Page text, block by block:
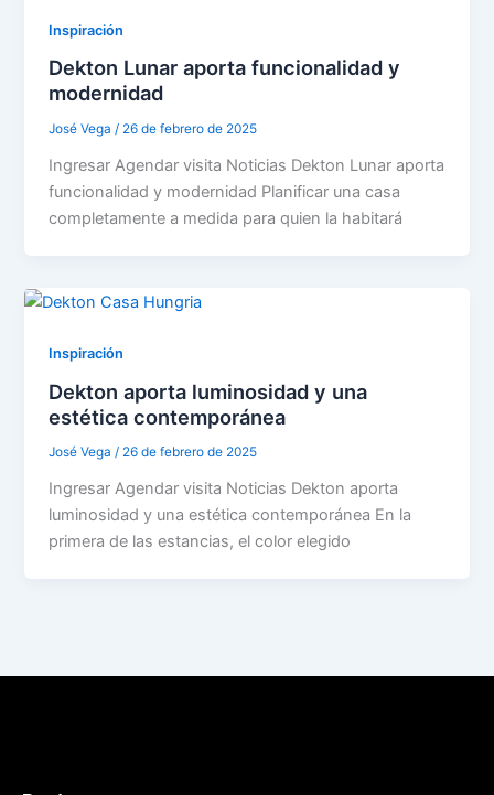
Inspiración
Dekton Lunar aporta funcionalidad y
modernidad
José Vega/ 26 de febrero de 2025
Ingresar Agendar visita Noticias Dekton Lunar aporta
funcionalidad y modernidad Planificar una casa
completamente a medida para quien la habitará
Inspiración
Dekton aporta luminosidad y una
estética contemporánea
José Vega/ 26 de febrero de 2025
Ingresar Agendar visita Noticias Dekton aporta
luminosidad y una estética contemporánea En la
primera de las estancias, el color elegido